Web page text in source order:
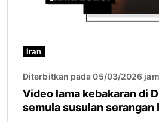
Iran
Diterbitkan pada 05/03/2026
Video lama kebakaran di
semula susulan serangan